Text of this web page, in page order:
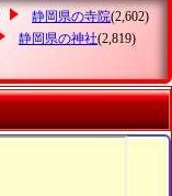
静岡県の寺院(2,602)
静岡県の神社(2,819)